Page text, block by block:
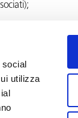
social
utilizza